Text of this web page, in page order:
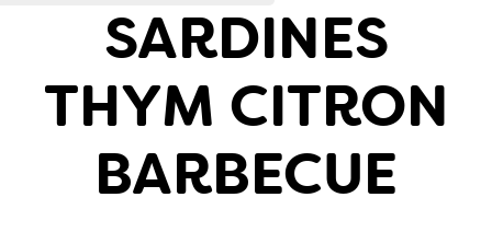
SARDINES
THYM CITRON
BARBECUE